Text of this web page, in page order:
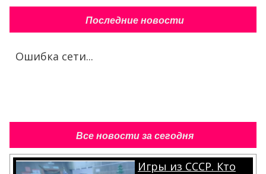
Последние новости
Ошибка сети...
Все новости за сегодня
Игры из СССР. Кто